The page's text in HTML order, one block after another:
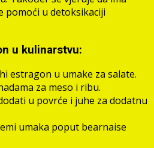
pomoći u detoksikaciji
u kulinarstvu:
estragon u umake za salate.
za meso i ribu.
u povrće i juhe za dodatnu
umaka poput bearnaise